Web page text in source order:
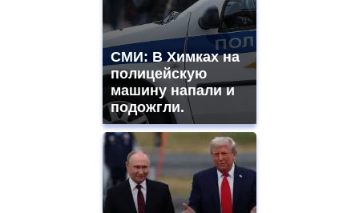
СМИ: В Химках на
полицейскую
машину напали и
подожгли.